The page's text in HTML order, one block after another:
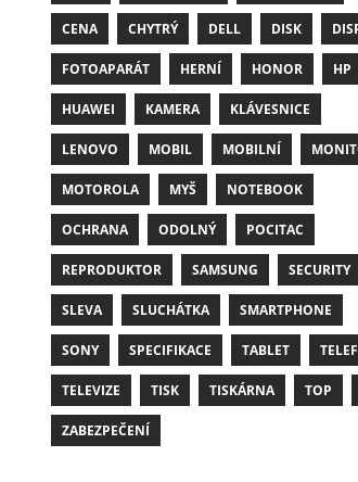
CENA CHYTRÝ DELL DISK
FOTOAPARÁT HERNÍ HONOR HP
HUAWEI KAMERA KLÁVESNICE
LENOVO MOBIL MOBILNÍ
MOTOROLA MYŠ NOTEBOOK
OCHRANA ODOLNÝ POCITAC
REPRODUKTOR SAMSUNG SECURITY
SLEVA SLUCHÁTKA SMARTPHONE
SONY SPECIFIKACE TABLET
TELEVIZE TISK TISKÁRNA TOP
ZABEZPEČENÍ